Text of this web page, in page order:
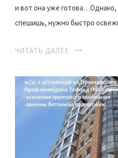
и вот она уже
спешишь, нужно быстро
ЧИТАТЬ ДАЛЕЕ